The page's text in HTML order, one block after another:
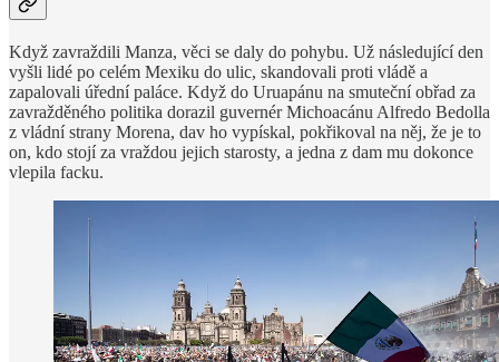
Když zavraždili Manza, věci se daly do pohybu. Už následující den
vyšli lidé po celém Mexiku do ulic, skandovali proti vládě a
zapalovali úřední paláce. Když do Uruapánu na smuteční obřad za
zavražděného politika dorazil guvernér Michoacánu Alfredo Bedolla
z vládní strany Morena, dav ho vypískal, pokřikoval na něj, že je to
on, kdo stojí za vraždou jejich starosty, a jedna z dam mu dokonce
vlepila facku.